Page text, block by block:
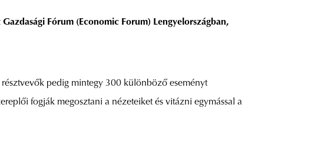
Fórum (Economic Forum) Lengyelországban,
pedig mintegy 300 különböző eseményt
fogják megosztani a nézeteiket és vitázni egymással a